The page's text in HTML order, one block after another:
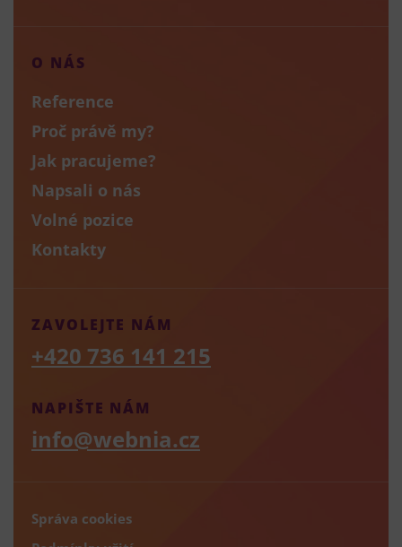
O NÁS
Reference
Proč právě my?
Jak pracujeme?
Napsali o nás
Volné pozice
Kontakty
NAPIŠTE NÁM
info@webnia.cz
ZAVOLEJTE NÁM
+420 736 141 215
Správa cookies